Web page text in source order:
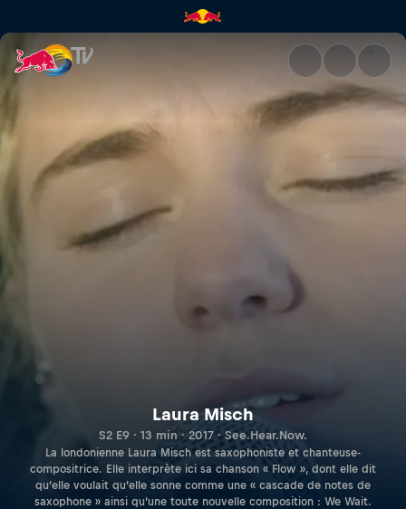
Laura Misch | Red Bull TV
Laura Misch
S2 E9 · 13 min · 2017 · See.Hear.Now.
La londonienne Laura Misch est saxophoniste et chanteuse-
compositrice. Elle interprète ici sa chanson « Flow », dont elle dit
qu’elle voulait qu’elle sonne comme une « cascade de notes de
saxophone » ainsi qu’une toute nouvelle composition : We Wait.